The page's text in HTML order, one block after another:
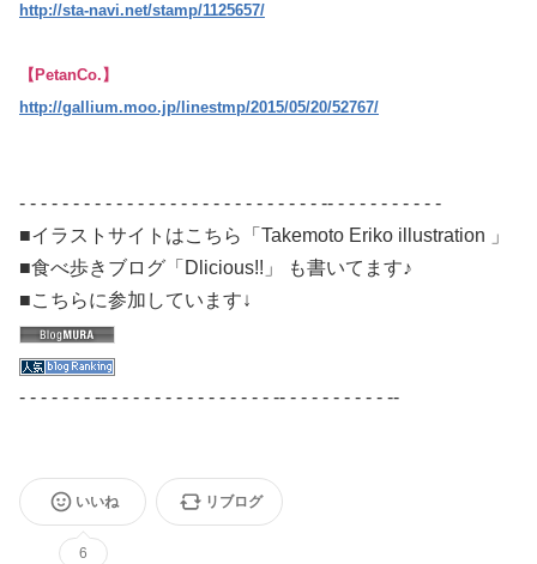
http://sta-navi.net/stamp/1125657/
【PetanCo.】
http://gallium.moo.jp/linestmp/2015/05/20/52767/
- - - - - - - - - - - - - - - - - - - - - - - - - - - - -- - - - - - - - - - -
■イラストサイトはこちら「Takemoto Eriko illustration 」
■食べ歩きブログ「Dlicious!!」 も書いてます♪
■こちらに参加しています↓
- - - - - - - -- - - - - - - - - - - - - - - - -- - - - - - - - - - --
いいね
6
リブログ